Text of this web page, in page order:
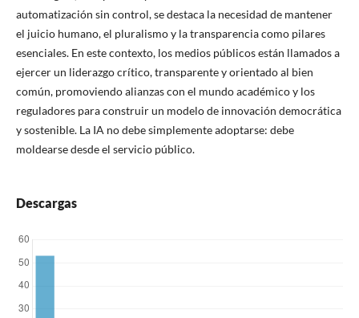
automatización sin control, se destaca la necesidad de mantener
el juicio humano, el pluralismo y la transparencia como pilares
esenciales. En este contexto, los medios públicos están llamados a
ejercer un liderazgo crítico, transparente y orientado al bien
común, promoviendo alianzas con el mundo académico y los
reguladores para construir un modelo de innovación democrática
y sostenible. La IA no debe simplemente adoptarse: debe
moldearse desde el servicio público.
Descargas